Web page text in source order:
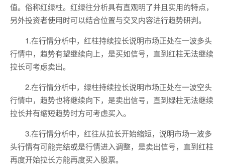
值。俗称红绿柱。红绿往分析具有直观明了并且实用的特点，
另外投资者使用时可以结合位置与交叉内容进行趋势研判。
1.在行情分析中，红柱持续拉长说明市场正处在一波多头
行情中，趋势有望继续向上，是买如信号，直到红柱无法继续
拉长可考虑卖出。
2.在行情分析中，绿柱持续拉长说明市场正处在一波空头
行情中，趋势也将继续向下，是卖出信号，直到绿柱无法继续
拉长并有缩短趋势时方可考虑买入。
3.在行情分析中，红往从拉长开始缩短，说明市场一波多
头行情有可能完结或是行情进入调整，是卖出信号，直到红柱
再度开始拉长方能再度买入股票。